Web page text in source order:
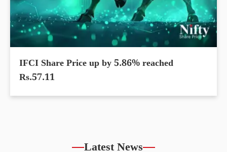
IFCI Share Price up by 5.86% reached
Rs.57.11